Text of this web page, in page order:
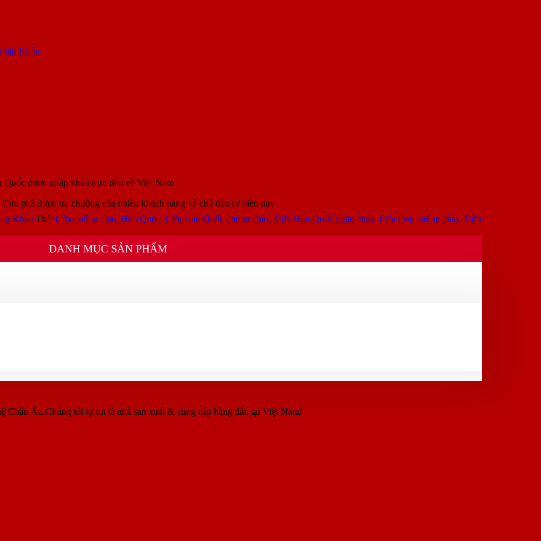
Khẩu
được nhập khẩu trực tiếp về Việt Nam
phá được ưa chuộng của nhiều khách hàng và chủ đầu tư hiện nay
Khẩu Thẻ: Cửa chống cháy Hàn Quốc, Cửa Hàn Quốc chống cháy, Cửa Hàn Quốc ngăn cháy, Cửa thép chống cháy, Cửa
DANH MỤC SẢN PHẨM
Châu Âu.Chúng tôi tự tin là nhà sản xuất & cung cấp hàng đầu tại Việt Nam!